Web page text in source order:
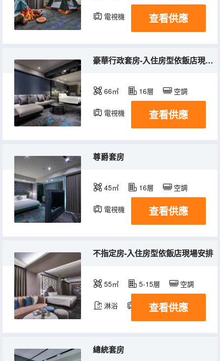
電視機 冰箱
查看供應
豪華行政套房-入住房型依飯店現場安排
66㎡ 16層 空調
電視機 冰箱
查看供應
尊爵套房
45㎡ 16層 空調
電視機 冰箱
查看供應
不指定房-入住房型依飯店現場安排
55㎡ 5-15層 空調
淋浴 電視機 冰箱
查看供應
總統套房